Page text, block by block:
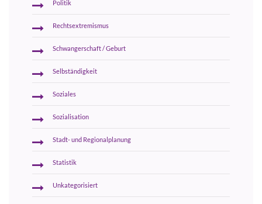
Politik
Rechtsextremismus
Schwangerschaft / Geburt
Selbständigkeit
Soziales
Sozialisation
Stadt- und Regionalplanung
Statistik
Unkategorisiert